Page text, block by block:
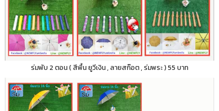
ร่มพับ 2 ตอน ( สีพื้น ยูวีเงิน , ลายสก๊อต , ร่มพระ ) 55 บาท